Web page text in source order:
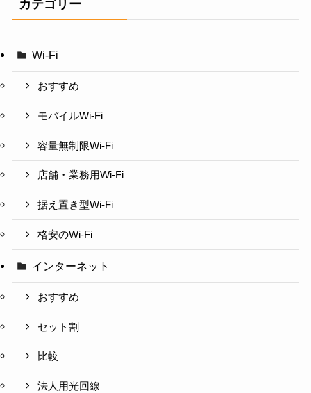
カテゴリー
Wi-Fi
おすすめ
モバイルWi-Fi
容量無制限Wi-Fi
店舗・業務用Wi-Fi
据え置き型Wi-Fi
格安のWi-Fi
インターネット
おすすめ
セット割
比較
法人用光回線